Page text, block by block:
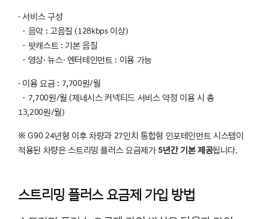
· 서비스 구성
- 음악 : 고음질 (128kbps 이상)
- 팟캐스트 : 기본 음질
- 영상· 뉴스· 엔터테인먼트 : 이용 가능
· 이용 요금 : 7,700원/월
- 7,700원/월 (제네시스 커넥티드 서비스 약정 이용 시 총
13,200원/월)
※ G90 24년형 이후 차량과 27인치 통합형 인포테인먼트 시스템이
적용된 차량은 스트리밍 플러스 요금제가 5년간 기본 제공됩니다.
스트리밍 플러스 요금제 가입 방법